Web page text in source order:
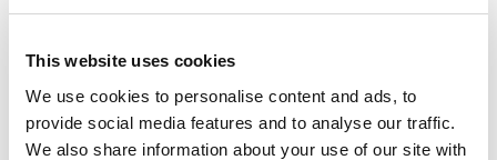
This website uses cookies
We use cookies to personalise content and ads, to
provide social media features and to analyse our traffic.
We also share information about your use of our site with
Main Sponsor